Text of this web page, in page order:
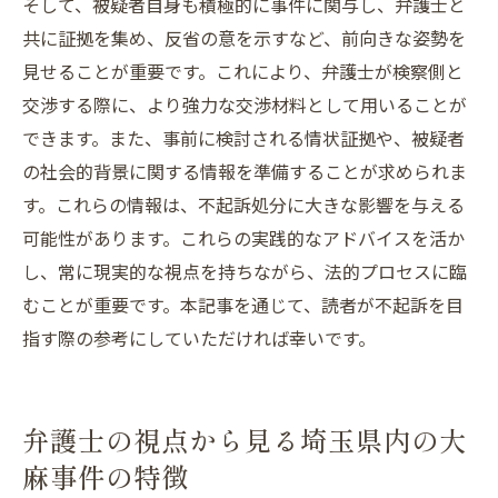
共に証拠を集め、反省の意を示すなど、前向きな姿勢を
見せることが重要です。これにより、弁護士が検察側と
交渉する際に、より強力な交渉材料として用いることが
できます。また、事前に検討される情状証拠や、被疑者
の社会的背景に関する情報を準備することが求められま
す。これらの情報は、不起訴処分に大きな影響を与える
可能性があります。これらの実践的なアドバイスを活か
し、常に現実的な視点を持ちながら、法的プロセスに臨
むことが重要です。本記事を通じて、読者が不起訴を目
指す際の参考にしていただければ幸いです。
弁護士の視点から見る埼玉県内の大
麻事件の特徴